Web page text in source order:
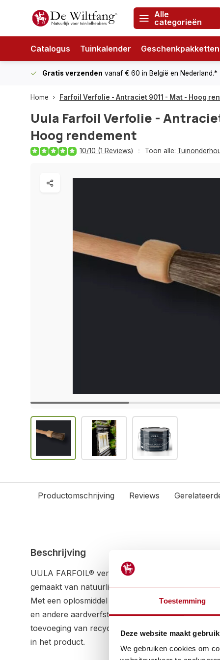
Toestemming
Deze website maakt
We gebruiken cookies om
Alle
categorieën
Catalogus Tuinkalender Geschenkpakketten
Gratis verzenden vanaf € 60 in België en Nederland.*
Home Farfoil Verfolie - Antraciet 9011 - Mat - Hoog
Uula Farfoil Verfolie -
Hoog rendement
10/10 (1 Reviews) Toon alle:
Productomschrijving Reviews
Beschrijving
UULA FARFOIL® verfolie antraciet 9011 is een
gemaakt van natuurlijke ingrediënten zoals
Met een oplosmiddel op basis van reukarme
en andere aardverfstoffen, is deze verf
toevoeging van recycling titaanwit zorgt voor een
in het product.